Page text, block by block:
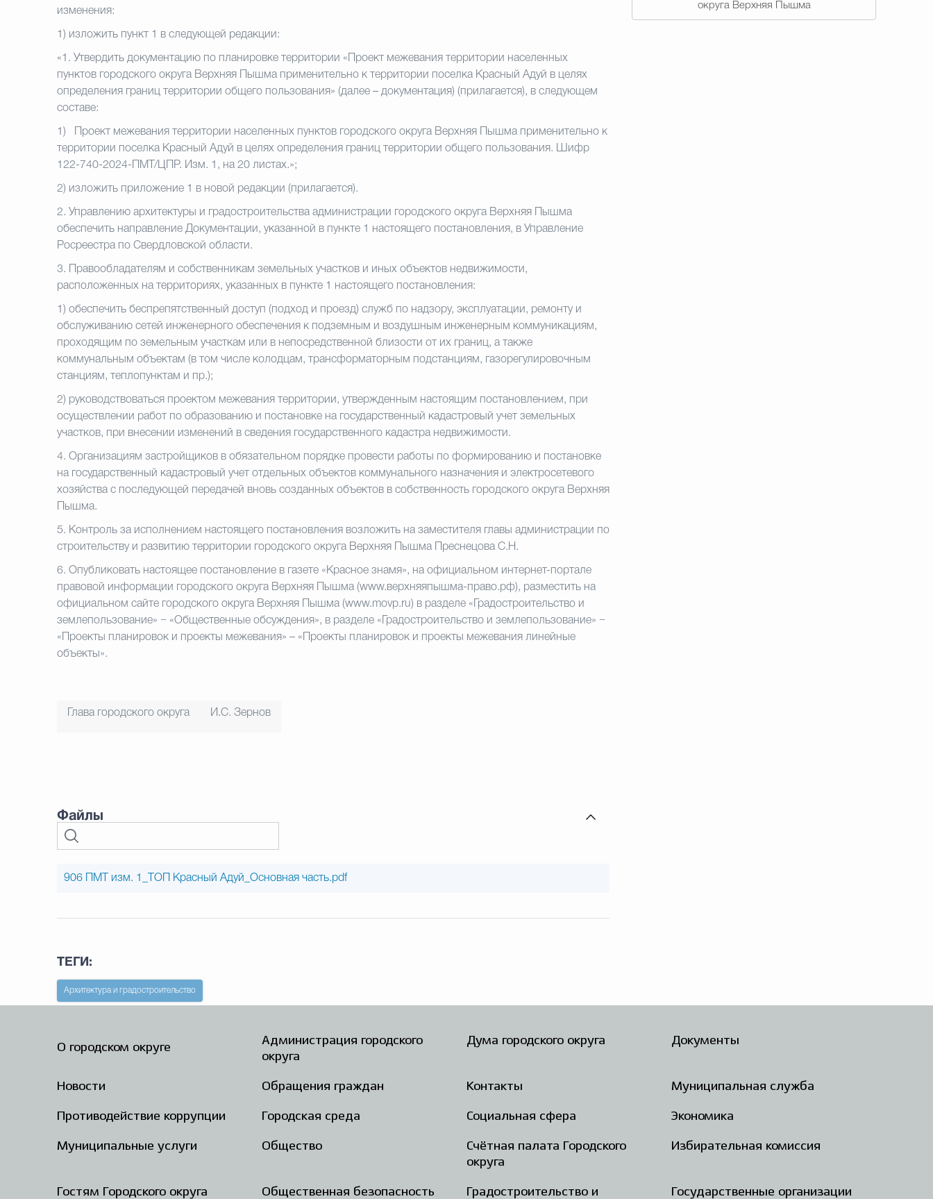
округа Верхняя Пышма
изменения:
1) изложить пункт 1 в следующей редакции:
«1. Утвердить документацию по планировке территории «Проект межевания территории населенных
пунктов городского округа Верхняя Пышма применительно к территории поселка Красный Адуй в целях
определения границ территории общего пользования» (далее – документация) (прилагается), в следующем
составе:
1) Проект межевания территории населенных пунктов городского округа Верхняя Пышма применительно к
территории поселка Красный Адуй в целях определения границ территории общего пользования. Шифр
122-740-2024-ПМТ/ЦПР. Изм. 1, на 20 листах.»;
2) изложить приложение 1 в новой редакции (прилагается).
2. Управлению архитектуры и градостроительства администрации городского округа Верхняя Пышма
обеспечить направление Документации, указанной в пункте 1 настоящего постановления, в Управление
Росреестра по Свердловской области.
3.
Правообладателям и собственникам земельных участков и иных объектов недвижимости,
расположенных на территориях, указанных в пункте 1 настоящего постановления:
1) обеспечить беспрепятственный доступ (подход и проезд) служб по надзору, эксплуатации, ремонту и
обслуживанию сетей инженерного обеспечения к подземным и воздушным инженерным коммуникациям,
проходящим по земельным участкам или в непосредственной близости от их границ, а также
коммунальным объектам (в том числе колодцам, трансформаторным подстанциям, газорегулировочным
станциям, теплопунктам и пр.);
2) руководствоваться проектом межевания территории, утвержденным настоящим постановлением, при
осуществлении работ по образованию и постановке на государственный кадастровый учет земельных
участков, при внесении изменений в сведения государственного кадастра недвижимости.
4. Организациям застройщиков в обязательном порядке провести работы по формированию и постановке
на государственный кадастровый учет отдельных объектов коммунального назначения и электросетевого
хозяйства с последующей передачей вновь созданных объектов в собственность городского округа Верхняя
Пышма.
5. Контроль за исполнением настоящего постановления возложить на заместителя главы администрации по
строительству и развитию территории городского округа Верхняя Пышма Преснецова С.Н.
6. Опубликовать настоящее постановление в газете «Красное знамя», на официальном интернет-портале
правовой информации городского округа Верхняя Пышма (www.верхняяпышма-право.рф), разместить на
официальном сайте городского округа Верхняя Пышма (www.movp.ru) в разделе «Градостроительство и
землепользование» − «Общественные обсуждения», в разделе «Градостроительство и землепользование» −
«Проекты планировок и проекты межевания» – «Проекты планировок и проекты межевания линейные
объекты».
Глава городского округа И.С. Зернов
Файлы
906 ПМТ изм. 1_ТОП Красный Адуй_Основная часть.pdf
ТЕГИ:
Архитектура и градостроительство
О городском округе
Администрация городского
округа
Дума городского округа Документы
Новости Обращения граждан Контакты Муниципальная служба
Противодействие коррупции Городская среда Социальная сфера Экономика
Муниципальные услуги Общество
Счётная палата Городского
округа
Избирательная комиссия
Гостям Городского округа Общественная безопасность Градостроительство и Государственные организации